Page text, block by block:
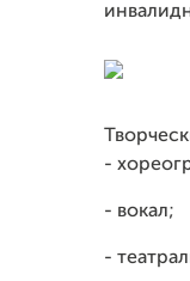
-
- вокал;
-